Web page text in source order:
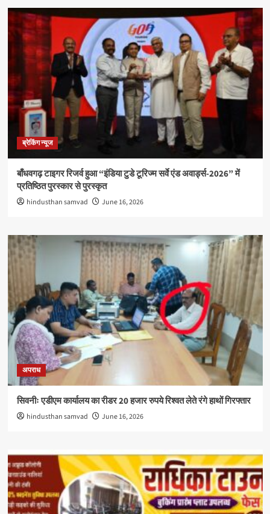
ब्रेकिंग न्यूज
बाँधवगढ़ टाइगर रिजर्व हुआ “इंडिया टुडे टूरिज्म सर्वे एंड अवार्ड्स-2026” में
प्रतिष्ठित पुरस्कार से पुरस्कृत
hindusthan samvad June 16, 2026
अपराध
सिवनीः एडीएम कार्यालय का रीडर 20 हजार रुपये रिश्वत लेते रंगे हाथों गिरफ्तार
hindusthan samvad June 16, 2026